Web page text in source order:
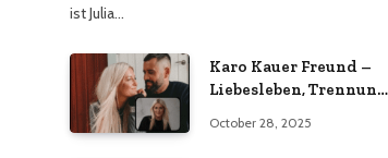
ist Julia…
Karo Kauer Freund –
Liebesleben, Trennung
Beziehungsstatus 2025
October 28, 2025